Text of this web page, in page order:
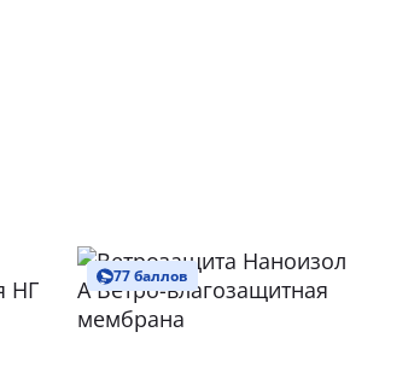
77 баллов